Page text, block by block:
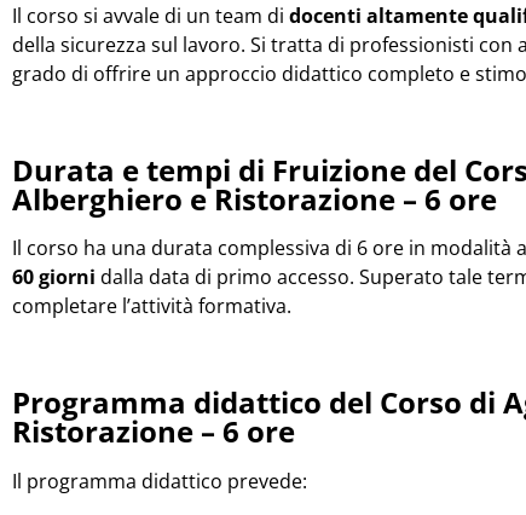
Il corso si avvale di un team di docenti altamente
della sicurezza sul lavoro. Si tratta di professionisti
grado di offrire un approccio didattico completo e
Durata e tempi di Fruizione del
Alberghiero e Ristorazione – 6 ore
Il corso ha una durata complessiva di 6 ore in modalità
60 giorni dalla data di primo accesso. Superato tale
completare l’attività formativa.
Programma didattico del Corso di
Ristorazione – 6 ore
Il programma didattico prevede: